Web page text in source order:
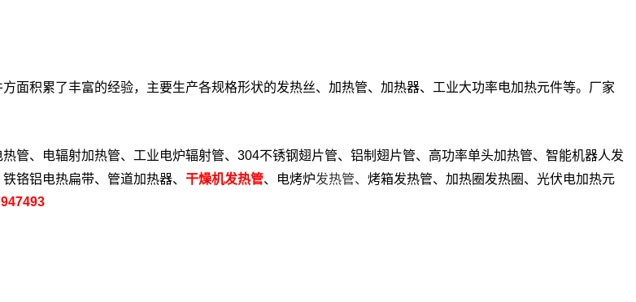
面积累了丰富的经验，主要生产各规格形状的发热丝、加热管、加热器、工业大功率电加热元件等。厂家
管、电辐射加热管、工业电炉辐射管、304不锈钢翅片管、铝制翅片管、高功率单头加热管、智能机器人发
铬铝电热扁带、管道加热器、 干燥机发热管、电烤炉发热管、
烤箱发热管、加热圈发热圈、光伏电加热元